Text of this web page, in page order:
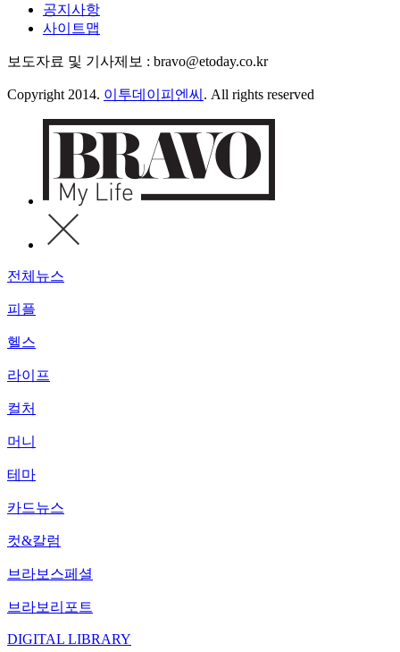
공지사항
사이트맵
보도자료 및 기사제보 : bravo@etoday.co.kr
Copyright 2014. 이투데이피엔씨 . All rights reserved
전체뉴스
피플
헬스
라이프
컬처
머니
테마
카드뉴스
컷&칼럼
브라보스페셜
브라보리포트
DIGITAL LIBRARY